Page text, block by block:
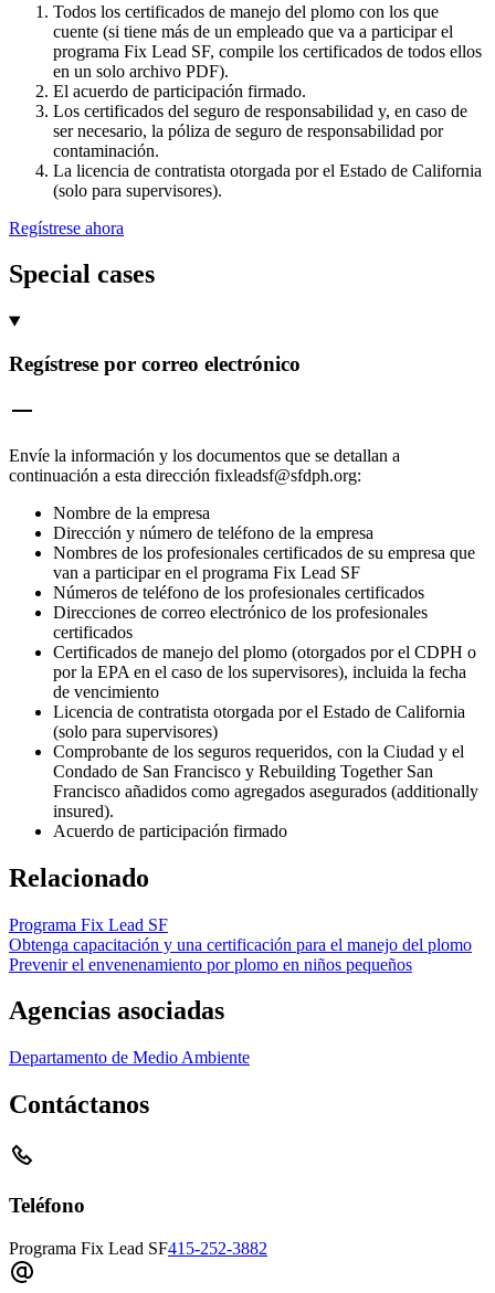
Todos los certificados de manejo del plomo con los que
cuente (si tiene más de un empleado que va a participar el
programa Fix Lead SF, compile los certificados de todos ellos
en un solo archivo PDF).
El acuerdo de participación firmado.
Los certificados del seguro de responsabilidad y, en caso de
ser necesario, la póliza de seguro de responsabilidad por
contaminación.
La licencia de contratista otorgada por el Estado de California
(solo para supervisores).
Regístrese ahora
Special cases
Regístrese por correo electrónico
Envíe la información y los documentos que se detallan a
continuación a esta dirección fixleadsf@sfdph.org:
Nombre de la empresa
Dirección y número de teléfono de la empresa
Nombres de los profesionales certificados de su empresa que
van a participar en el programa Fix Lead SF
Números de teléfono de los profesionales certificados
Direcciones de correo electrónico de los profesionales
certificados
Certificados de manejo del plomo (otorgados por el CDPH o
por la EPA en el caso de los supervisores), incluida la fecha
de vencimiento
Licencia de contratista otorgada por el Estado de California
(solo para supervisores)
Comprobante de los seguros requeridos, con la Ciudad y el
Condado de San Francisco y Rebuilding Together San
Francisco añadidos como agregados asegurados (additionally
insured).
Acuerdo de participación firmado
Relacionado
Programa Fix Lead SF
Obtenga capacitación y una certificación para el manejo del plomo
Prevenir el envenenamiento por plomo en niños pequeños
Agencias asociadas
Departamento de Medio Ambiente
Contáctanos
Teléfono
Programa Fix Lead SF415-252-3882